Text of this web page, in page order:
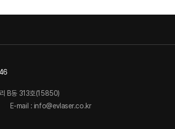
B동 313호(15850)
E-mail : info@evlaser.co.kr